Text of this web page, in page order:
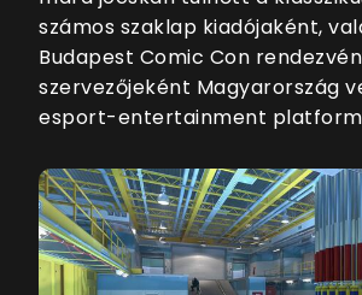
számos szaklap kiadójaként,
Budapest Comic Con
szervezőjeként Magyarország
esport-entertainment